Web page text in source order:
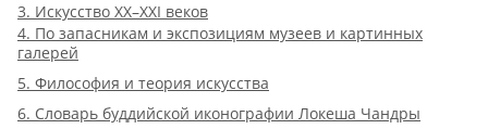
3. Искусство XX–XXI веков
4. По запасникам и экспозициям музеев и картинных
галерей
5. Философия и теория искусства
6. Словарь буддийской иконографии Локеша Чандры